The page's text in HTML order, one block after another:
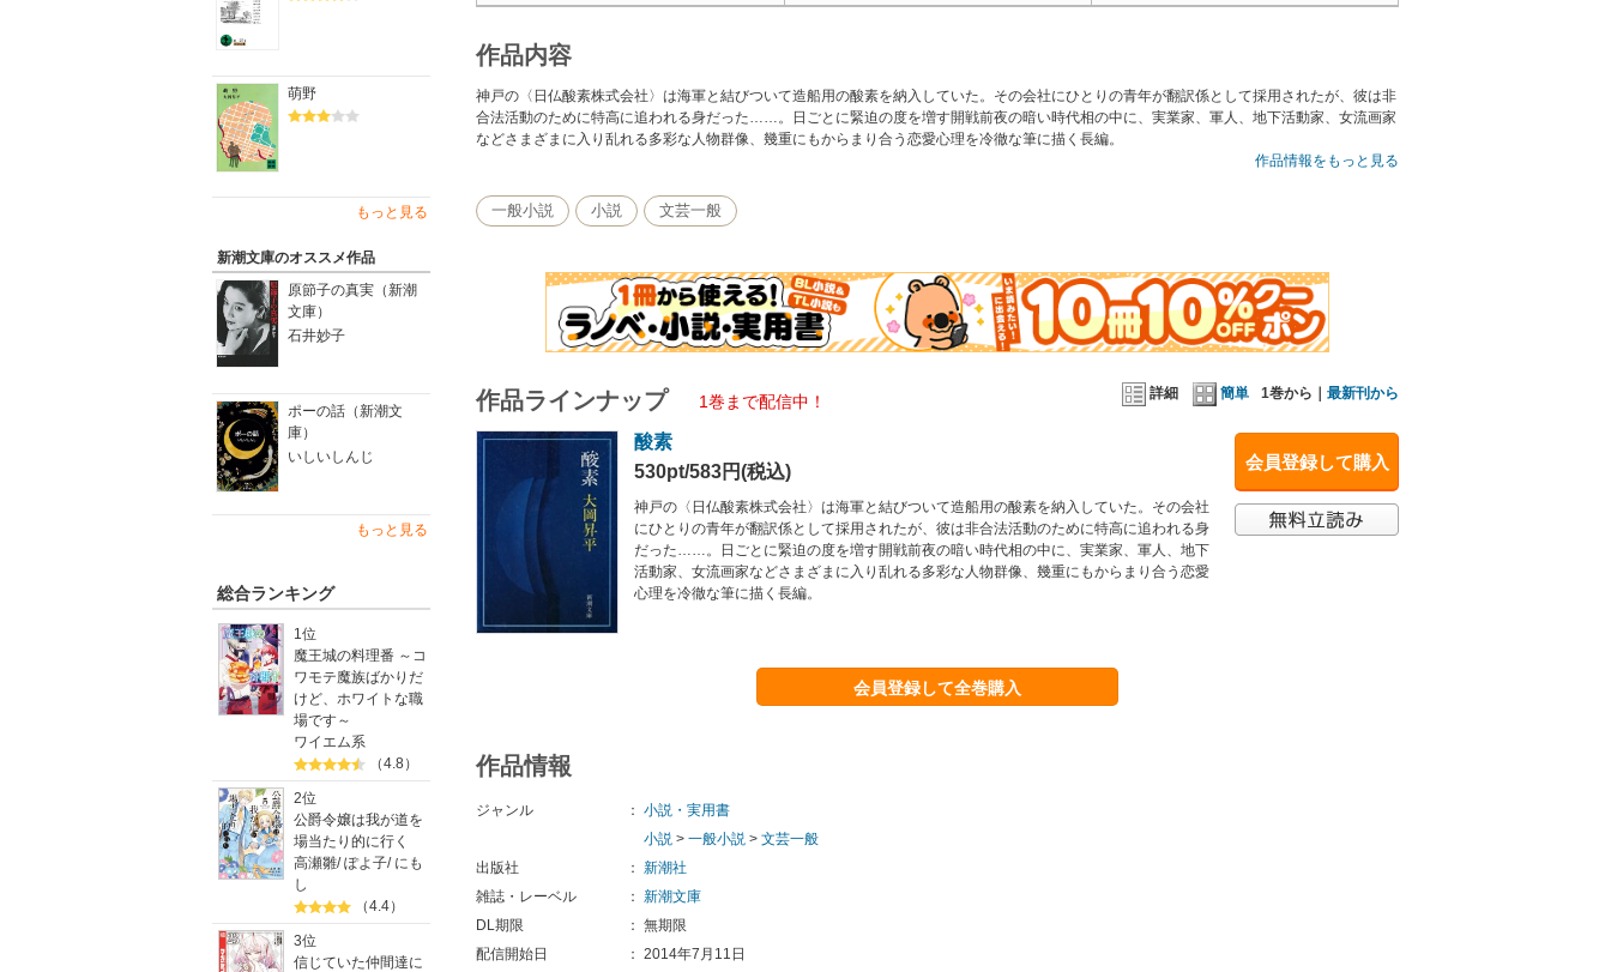
萌野
もっと見る
新潮文庫のオススメ作品
原節子の真実（新潮
文庫）
石井妙子
ポーの話（新潮文
庫）
いしいしんじ
もっと見る
総合ランキング
1位
魔王城の料理番 ～コ
ワモテ魔族ばかりだ
けど、ホワイトな職
場です～
ワイエム系
（4.8）
2位
公爵令嬢は我が道を
場当たり的に行く
高瀬雛/ぽよ子/ にも
し
（4.4）
3位
信じていた仲間達に
作品内容
神戸の〈日仏酸素株式会社〉は海軍と結びついて造船用の酸素を納入していた。その会社にひとりの青年が翻訳係として採用されたが、彼は非
合法活動のために特高に追われる身だった……。日ごとに緊迫の度を増す開戦前夜の暗い時代相の中に、実業家、軍人、地下活動家、女流画家
などさまざまに入り乱れる多彩な人物群像、幾重にもからまり合う恋愛心理を冷徹な筆に描く長編。
作品情報をもっと見る
一般小説 小説 文芸一般
詳細 簡単 1巻から｜ 最新刊から
作品ラインナップ 1巻まで配信中！
会員登録して購入
酸素
530pt/583円(税込)
神戸の〈日仏酸素株式会社〉は海軍と結びついて造船用の酸素を納入していた。その会社
にひとりの青年が翻訳係として採用されたが、彼は非合法活動のために特高に追われる身
だった……。日ごとに緊迫の度を増す開戦前夜の暗い時代相の中に、実業家、軍人、地下
活動家、女流画家などさまざまに入り乱れる多彩な人物群像、幾重にもからまり合う恋愛
心理を冷徹な筆に描く長編。
会員登録して全巻購入
作品情報
ジャンル ： 小説・実用書
小説 > 一般小説 > 文芸一般
出版社
： 新潮社
雑誌・レーベル
： 新潮文庫
DL期限
： 無期限
配信開始日
： 2014年7月11日